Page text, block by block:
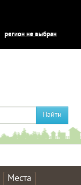
регион не выбран
Найти
Места